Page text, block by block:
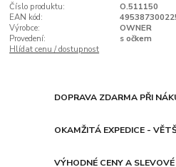
Číslo produktu:
O.511150
EAN kód:
Výrobce:
OWNER
Provedení:
s očkem
Hlídat cenu / dostupnost
DOPRAVA ZDARMA PŘI
OKAMŽITÁ EXPEDICE -
VÝHODNÉ CENY A